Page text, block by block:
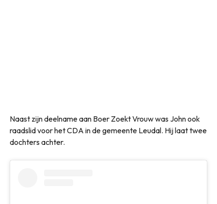
Naast zijn deelname aan Boer Zoekt Vrouw was John ook
raadslid voor het CDA in de gemeente Leudal. Hij laat twee
dochters achter.